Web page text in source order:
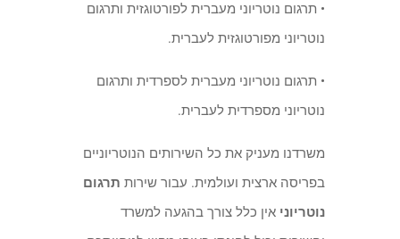
• תרגום נוטריוני מעברית לפורטוגזית ותרגום
נוטריוני מפורטוגזית לעברית.
• תרגום נוטריוני מעברית לספרדית ותרגום
נוטריוני מספרדית לעברית.
משרדנו מעניק את כל השירותים הנוטריוניים
בפריסה ארצית ועולמית. עבור שירות תרגום
נוטריוני אין כלל צורך בהגעה למשרד